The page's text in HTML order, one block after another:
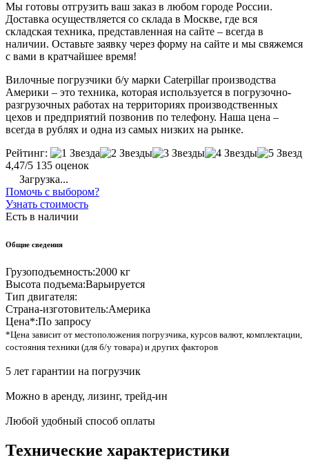
Мы готовы отгрузить ваш заказ в любом городе России.
Доставка осуществляется со склада в Москве, где вся
складская техника, представленная на сайте – всегда в
наличии. Оставьте заявку через форму на сайте и мы свяжемся
с вами в кратчайшее время!
Вилочные погрузчики б/у марки Caterpillar производства
Америки – это техника, которая используется в погрузочно-
разгрузочных работах на территориях производственных
цехов и предприятий позвонив по телефону. Наша цена –
всегда в рублях и одна из самых низких на рынке.
Рейтинг:
4,47/5 135 оценок
Загрузка...
Помочь с выбором?
Узнать стоимость
Есть в наличии
Общие сведения
Грузоподъемность:2000 кг
Высота подъема:Варьируется
Тип двигателя:
Страна-изготовитель:Америка
Цена*:По запросу
*Цена зависит от местоположения погрузчика, курсов валют, комплектации,
состояния техники (для б/у товара) и других факторов
5 лет гарантии на погрузчик
Можно в аренду, лизинг, трейд-ин
Любой удобный способ оплаты
Технические характеристики